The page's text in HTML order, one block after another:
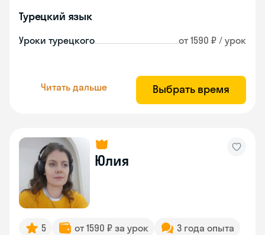
Турецкий язык
Уроки турецкого от 1590 ₽ / урок
Читать дальше Выбрать время
Юлия
5 от 1590 ₽ за урок
3 года опыта